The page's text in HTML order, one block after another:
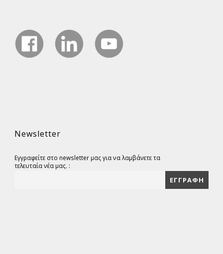
Newsletter
Εγγραφείτε στο newsletter μας για να λαμβάνετε τα
τελευταία νέα μας. :